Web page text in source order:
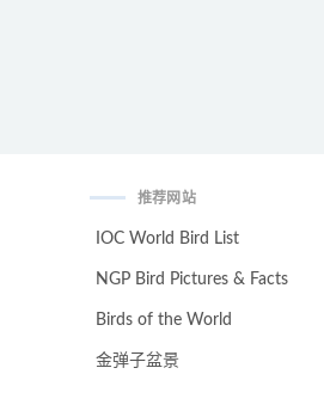
推荐网站
IOC World Bird List
NGP Bird Pictures & Facts
Birds of the World
金弹子盆景